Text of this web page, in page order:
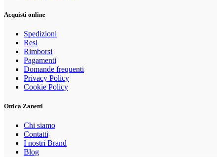
Acquisti online
Spedizioni
Resi
Rimborsi
Pagamenti
Domande frequenti
Privacy Policy
Cookie Policy
Ottica Zanetti
Chi siamo
Contatti
I nostri Brand
Blog